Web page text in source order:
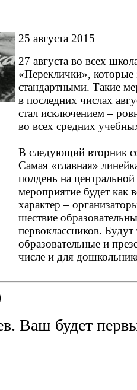
25 августа 2015
27 августа во всех
«Переклички», которые
стандартными. Такие
в последних числах
стал исключением –
во всех средних
В следующий вторник
Самая «главная»
полдень на
мероприятие будет как
характер –
шествие
первоклассников.
образовательные и
числе и для
Ваш будет